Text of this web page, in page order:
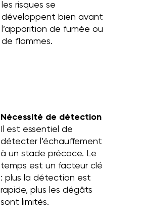
les risques se
développent bien avant
l’apparition de fumée ou
de flammes.
Nécessité de détection
Il est essentiel de
détecter l’échauffement
à un stade précoce. Le
temps est un facteur clé
: plus la détection est
rapide, plus les dégâts
sont limités.